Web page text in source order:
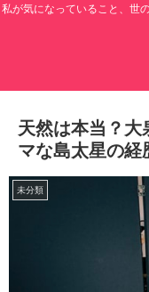
私が気になっていること、世
天然は本当？大
マな島太星の経
未分類